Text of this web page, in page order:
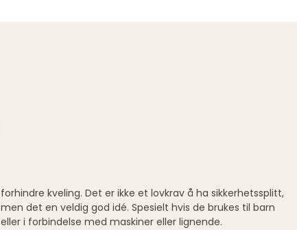
forhindre kveling. Det er ikke et lovkrav å ha sikkerhetssplitt,
men det en veldig god idé. Spesielt hvis de brukes til barn
eller i forbindelse med maskiner eller lignende.